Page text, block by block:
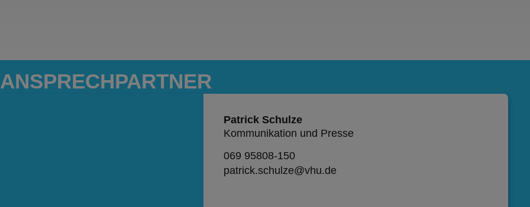
ANSPRECH­PARTNER
Patrick Schulze
Kommunikation und Presse
069 95808-150
patrick.schulze@vhu.de